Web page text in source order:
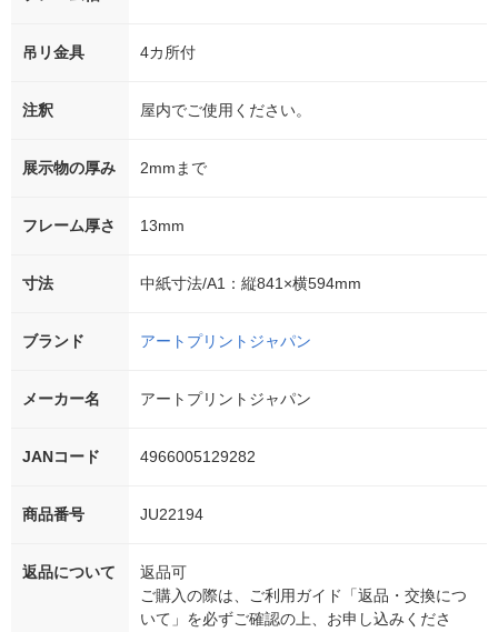
吊リ金具 4カ所付
注釈 屋内でご使用ください。
展示物の厚み 2mmまで
フレーム厚さ 13mm
寸法 中紙寸法/A1：縦841×横594mm
ブランド アートプリントジャパン
メーカー名 アートプリントジャパン
JANコード 4966005129282
商品番号 JU22194
返品について
返品可
ご購入の際は、ご利用ガイド「返品・交換につ
いて」を必ずご確認の上、お申し込みくださ